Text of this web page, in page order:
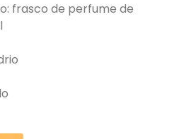
frasco de perfume de